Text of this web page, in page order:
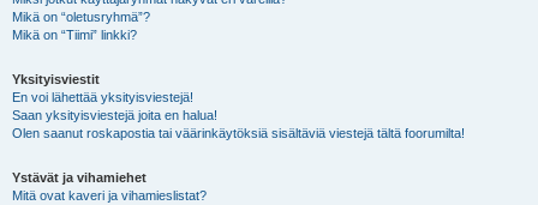
Mikä on “oletusryhmä”?
Mikä on “Tiimi” linkki?
Yksityisviestit
En voi lähettää yksityisviestejä!
Saan yksityisviestejä joita en halua!
Olen saanut roskapostia tai väärinkäytöksiä sisältäviä viestejä tältä foorumilta!
Ystävät ja vihamiehet
Mitä ovat kaveri ja vihamieslistat?